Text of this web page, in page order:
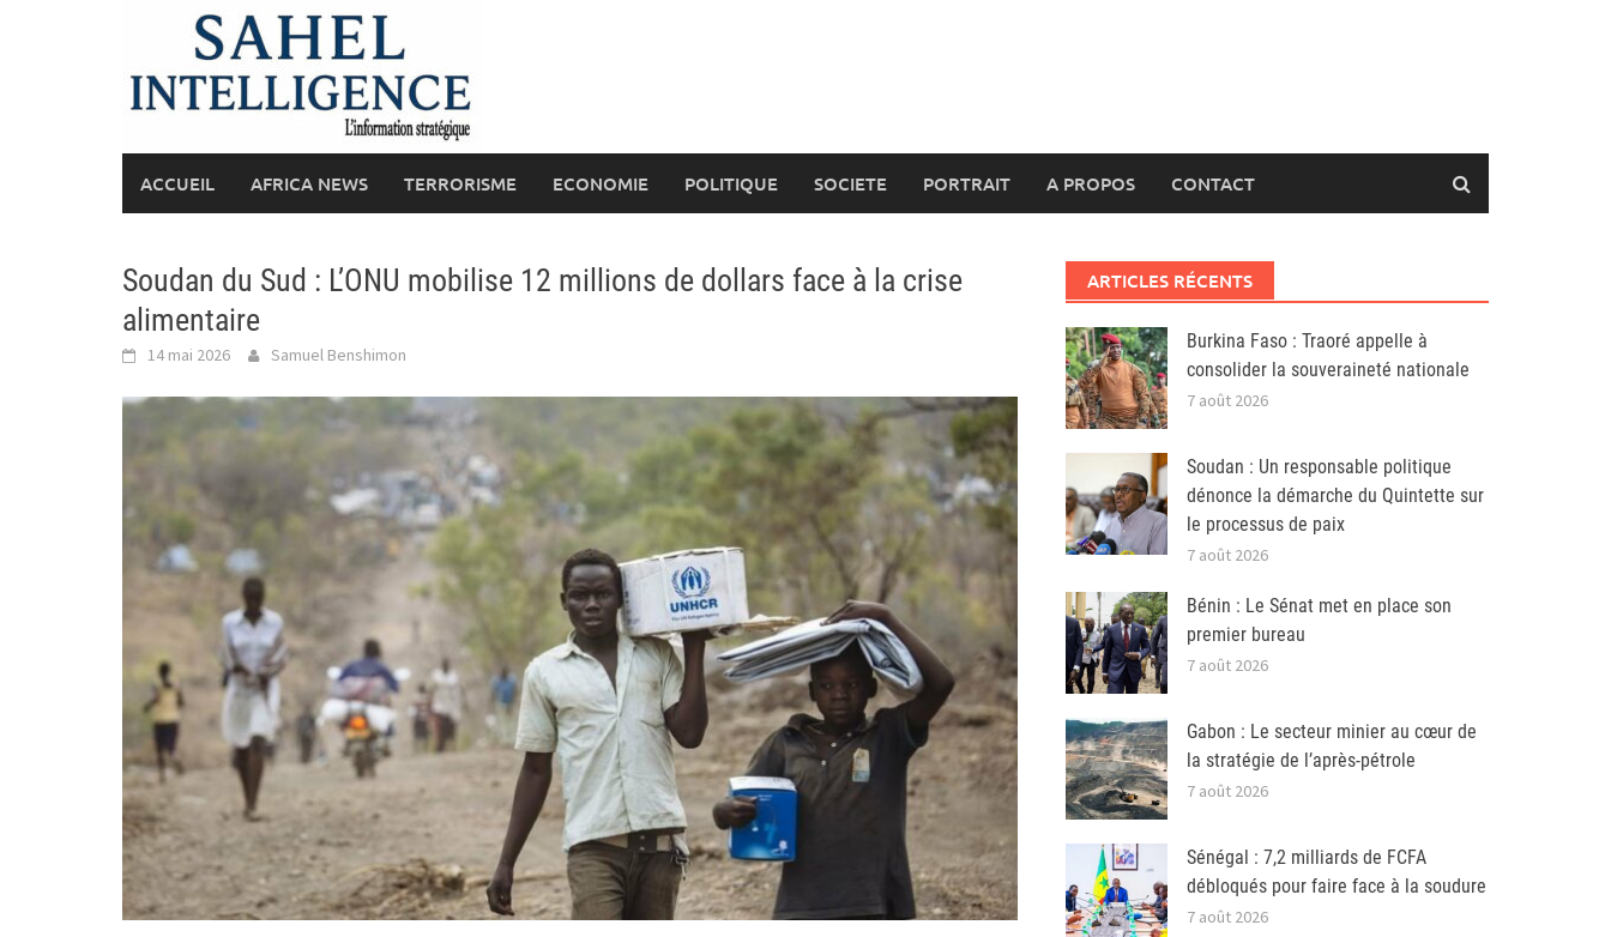
ACCUEIL AFRICA NEWS TERRORISME ECONOMIE POLITIQUE SOCIETE PORTRAIT A PROPOS CONTACT
Soudan du Sud : L’ONU mobilise 12 millions de dollars face à la crise
alimentaire
14 mai 2026 Samuel Benshimon
ARTICLES RÉCENTS
Burkina Faso : Traoré appelle à
consolider la souveraineté nationale
7 août 2026
Soudan : Un responsable politique
dénonce la démarche du Quintette sur
le processus de paix
7 août 2026
Bénin : Le Sénat met en place son
premier bureau
7 août 2026
Gabon : Le secteur minier au cœur de
la stratégie de l’après-pétrole
7 août 2026
Sénégal : 7,2 milliards de FCFA
débloqués pour faire face à la soudure
7 août 2026